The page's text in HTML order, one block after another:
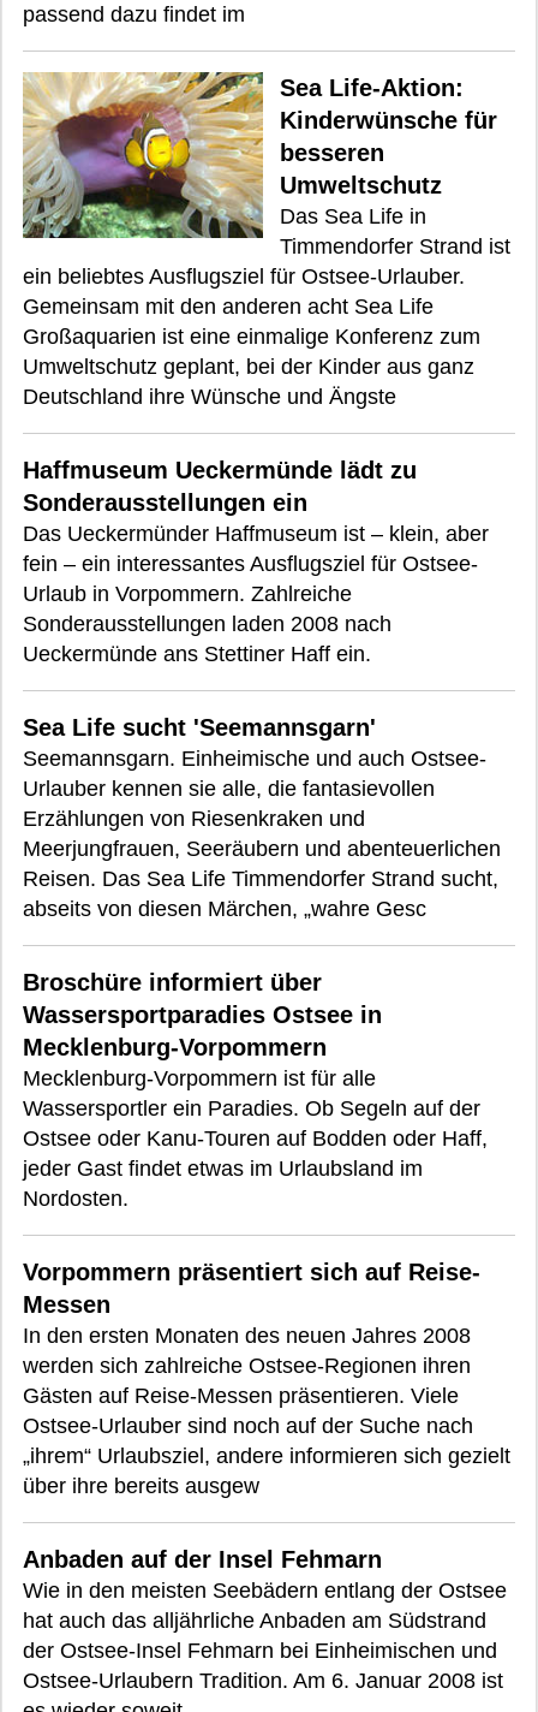
passend dazu findet im
Sea Life-Aktion:
Kinderwünsche für
besseren
Umweltschutz
Das Sea Life in
Timmendorfer Strand ist
ein beliebtes Ausflugsziel für Ostsee-Urlauber.
Gemeinsam mit den anderen acht Sea Life
Großaquarien ist eine einmalige Konferenz zum
Umweltschutz geplant, bei der Kinder aus ganz
Deutschland ihre Wünsche und Ängste
Haffmuseum Ueckermünde lädt zu
Sonderausstellungen ein
Das Ueckermünder Haffmuseum ist – klein, aber
fein – ein interessantes Ausflugsziel für Ostsee-
Urlaub in Vorpommern. Zahlreiche
Sonderausstellungen laden 2008 nach
Ueckermünde ans Stettiner Haff ein.
Sea Life sucht 'Seemannsgarn'
Seemannsgarn. Einheimische und auch Ostsee-
Urlauber kennen sie alle, die fantasievollen
Erzählungen von Riesenkraken und
Meerjungfrauen, Seeräubern und abenteuerlichen
Reisen. Das Sea Life Timmendorfer Strand sucht,
abseits von diesen Märchen, „wahre Gesc
Broschüre informiert über
Wassersportparadies Ostsee in
Mecklenburg-Vorpommern
Mecklenburg-Vorpommern ist für alle
Wassersportler ein Paradies. Ob Segeln auf der
Ostsee oder Kanu-Touren auf Bodden oder Haff,
jeder Gast findet etwas im Urlaubsland im
Nordosten.
Vorpommern präsentiert sich auf Reise-
Messen
In den ersten Monaten des neuen Jahres 2008
werden sich zahlreiche Ostsee-Regionen ihren
Gästen auf Reise-Messen präsentieren. Viele
Ostsee-Urlauber sind noch auf der Suche nach
„ihrem“ Urlaubsziel, andere informieren sich gezielt
über ihre bereits ausgew
Anbaden auf der Insel Fehmarn
Wie in den meisten Seebädern entlang der Ostsee
hat auch das alljährliche Anbaden am Südstrand
der Ostsee-Insel Fehmarn bei Einheimischen und
Ostsee-Urlaubern Tradition. Am 6. Januar 2008 ist